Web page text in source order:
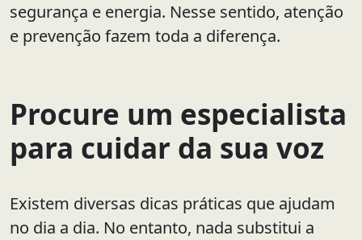
segurança e energia. Nesse sentido, atenção
e prevenção fazem toda a diferença.
Procure um especialista
para cuidar da sua voz
Existem diversas dicas práticas que ajudam
no dia a dia. No entanto, nada substitui a